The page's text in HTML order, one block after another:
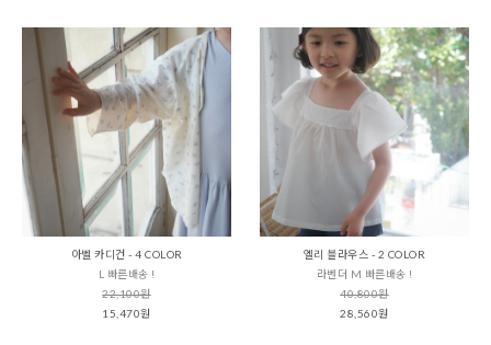
아벨 카디건 - 4 COLOR
L 빠른배송 !
22,100원
15,470원
엘리 블라우스 - 2 COLOR
라벤더 M 빠른배송 !
40,800원
28,560원